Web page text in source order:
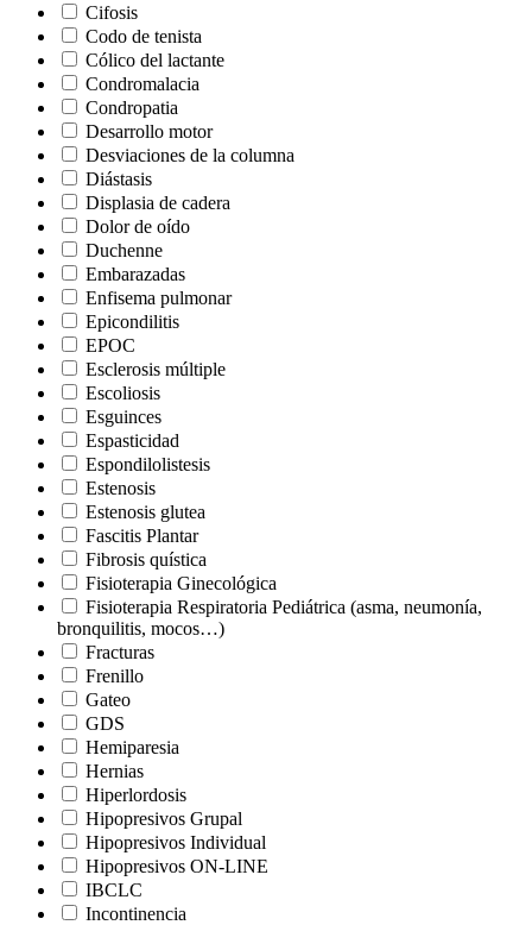
Cifosis
Codo de tenista
Cólico del lactante
Condromalacia
Condropatia
Desarrollo motor
Desviaciones de la columna
Diástasis
Displasia de cadera
Dolor de oído
Duchenne
Embarazadas
Enfisema pulmonar
Epicondilitis
EPOC
Esclerosis múltiple
Escoliosis
Esguinces
Espasticidad
Espondilolistesis
Estenosis
Estenosis glutea
Fascitis Plantar
Fibrosis quística
Fisioterapia Ginecológica
Fisioterapia Respiratoria Pediátrica (asma, neumonía,
bronquilitis, mocos…)
Fracturas
Frenillo
Gateo
GDS
Hemiparesia
Hernias
Hiperlordosis
Hipopresivos Grupal
Hipopresivos Individual
Hipopresivos ON-LINE
IBCLC
Incontinencia